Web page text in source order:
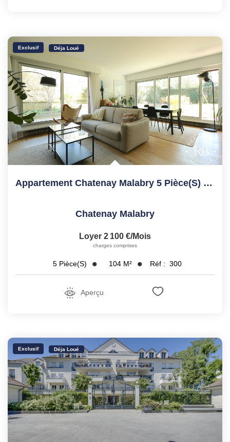
Exclusif Déja Loué
Appartement Chatenay Malabry 5 Pièce(s) 104.17 M2
Chatenay Malabry
Loyer 2 100 €/mois
charges comprises
5 Pièce(s) 104 M² Réf : 300
Aperçu
Exclusif Déja Loué